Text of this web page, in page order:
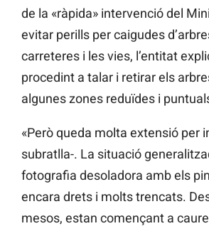
de la «ràpida» intervenció del
evitar perills per caigudes
carreteres i les vies, l’entitat
procedint a talar i retirar els
algunes zones reduïdes i
«Però queda molta extensió per
subratlla-. La situació
fotografia desoladora amb els
encara drets i molts trencats.
mesos, estan començant a